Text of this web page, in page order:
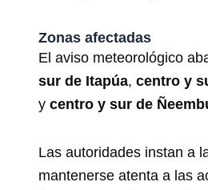
Zonas afectadas
El aviso meteorológico
sur de Itapúa, centro y
y centro y sur de
Las autoridades instan a
mantenerse atenta a las